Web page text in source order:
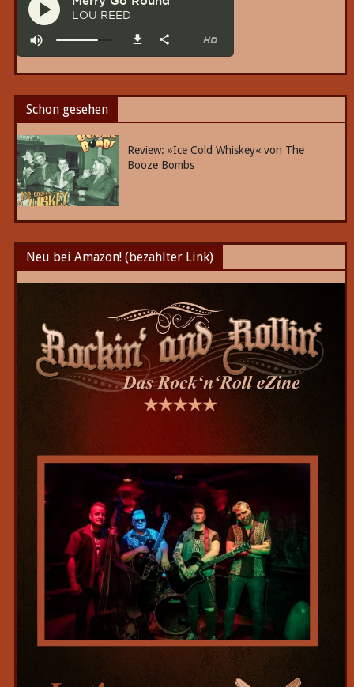
Schon gesehen
Review: »Ice Cold Whiskey« von The
Booze Bombs
Neu bei Amazon! (bezahlter Link)